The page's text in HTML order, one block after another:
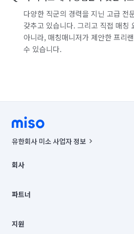
다양한 직군의 경력을 지닌 고급 전
갖추고 있습니다. 그리고 직접 매칭
아니라, 매칭매니저가 제안한 프리
수 있습니다.
유한회사 미소 사업자 정보
00019 |
주소 | 본사: 서울특별시 종로구 율곡로 6(중
컨택센터 : 서울특별시 종로구 수송동 율곡로
상품, 상품정보, 거래에 관한 의무와 책임은 거
언론 보도 관련 문의:
회사
채용
파트너
이사
지원